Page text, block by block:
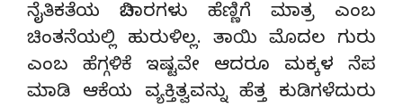
ನೈತಿಕತೆಯ ವಿಚಾರಗಳು ಹೆಣ್ಣಿಗೆ ಮಾತ್ರ ಎಂಬ
ಚಿಂತನೆಯಲ್ಲಿ ಹುರುಳಿಲ್ಲ. ತಾಯಿ ಮೊದಲ ಗುರು
ಎಂಬ ಹೆಗ್ಗಳಿಕೆ ಇಷ್ಟವೇ ಆದರೂ ಮಕ್ಕಳ ನೆಪ
ಮಾಡಿ ಆಕೆಯ ವ್ಯಕ್ತಿತ್ವವನ್ನು ಹೆತ್ತ ಕುಡಿಗಳೆದುರು